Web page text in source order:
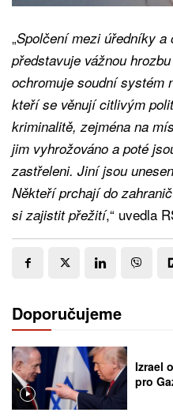
„Spolčení mezi úředníky a
představuje vážnou
ochromuje soudní systém
kteří se věnují citlivým
kriminalitě, zejména na
jim vyhrožováno a poté
zastřeleni. Jiní jsou
Někteří prchají do
si zajistit přežití,“ uvedla
Doporučujeme
Izrael
pro